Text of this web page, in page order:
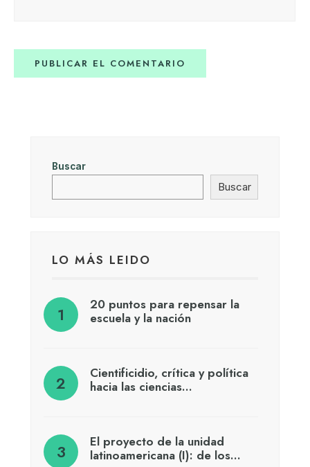
Buscar
Buscar
LO MÁS LEIDO
20 puntos para repensar la
escuela y la nación
Cientificidio, crítica y política
hacia las ciencias…
El proyecto de la unidad
latinoamericana (I): de los…